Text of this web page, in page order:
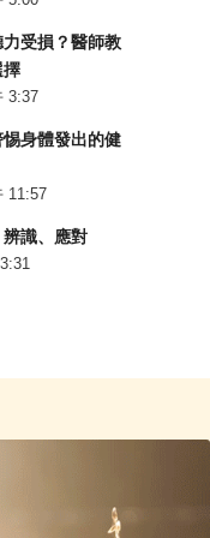
受損？醫師教
擇
3:37
身體發出的健
11:57
識、應對